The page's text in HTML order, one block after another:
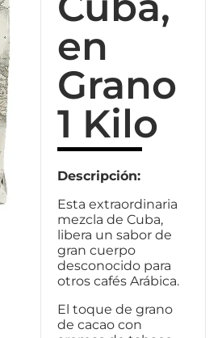
en
Grano
1 Kilo
Descripción:
Esta extraordinaria
mezcla de Cuba,
libera un sabor de
gran cuerpo
desconocido para
otros cafés Arábica.
El toque de grano
de cacao con